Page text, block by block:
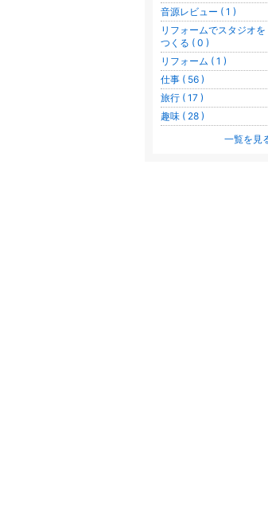
音源レビュー ( 1 )
リフォームでスタジオを
つくる ( 0 )
リフォーム ( 1 )
仕事 ( 56 )
旅行 ( 17 )
趣味 ( 28 )
一覧を見